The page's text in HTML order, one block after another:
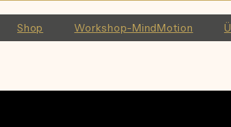
Shop Workshop-MindMotion